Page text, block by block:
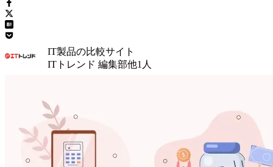
IT製品の比較サイト
ITトレンド 編集部他1 人